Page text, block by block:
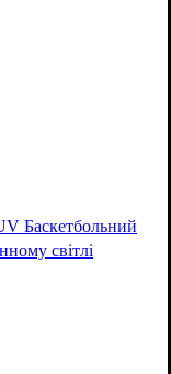
Баскетбольний
світлі